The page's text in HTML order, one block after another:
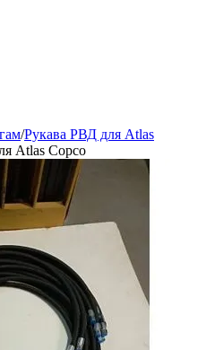
/Рукава РВД для Atlas
Atlas Copco